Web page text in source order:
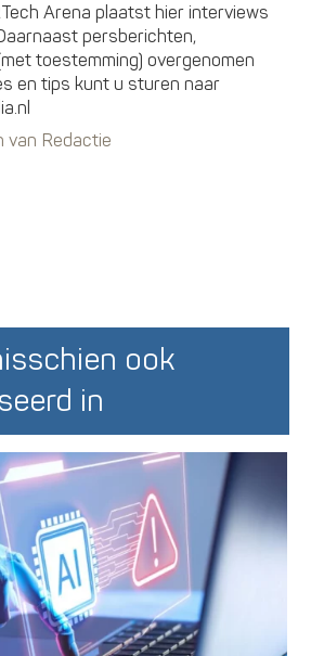
Arena plaatst hier interviews
persberichten,
toestemming) overgenomen
en tips kunt u sturen naar
van Redactie
ook
in